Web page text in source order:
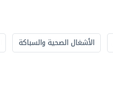
الأشغال الصحية والسباكة